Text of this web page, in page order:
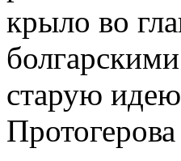
крыло во
старую